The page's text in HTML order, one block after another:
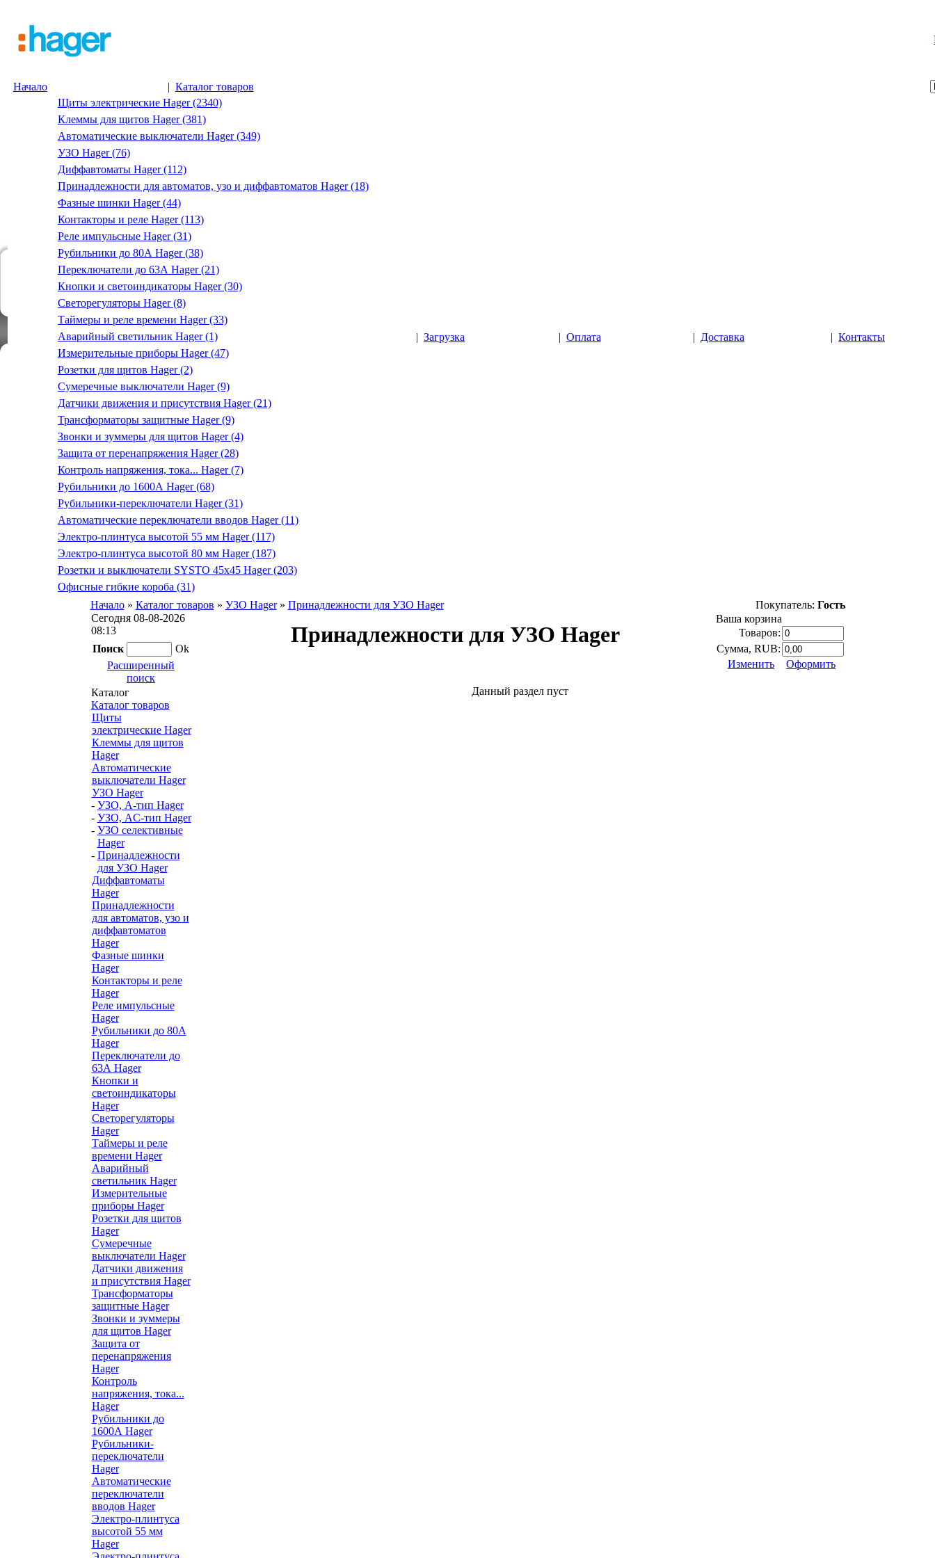
Начало | Каталог товаров
Щиты электрические Hager (2340)
Клеммы для щитов Hager (381)
Автоматические выключатели Hager (349)
УЗО Hager (76)
Диффавтоматы Hager (112)
Принадлежности для автоматов, узо и диффавтоматов Hager (18)
Фазные шинки Hager (44)
Контакторы и реле Hager (113)
Реле импульсные Hager (31)
Рубильники до 80А Hager (38)
Переключатели до 63А Hager (21)
Кнопки и светоиндикаторы Hager (30)
Светорегуляторы Hager (8)
Таймеры и реле времени Hager (33)
Аварийный светильник Hager (1)
Измерительные приборы Hager (47)
Розетки для щитов Hager (2)
Сумеречные выключатели Hager (9)
Датчики движения и присутствия Hager (21)
Трансформаторы защитные Hager (9)
Звонки и зуммеры для щитов Hager (4)
Защита от перенапряжения Hager (28)
Контроль напряжения, тока... Hager (7)
Рубильники до 1600А Hager (68)
Рубильники-переключатели Hager (31)
Автоматические переключатели вводов Hager (11)
Электро-плинтуса высотой 55 мм Hager (117)
Электро-плинтуса высотой 80 мм Hager (187)
Розетки и выключатели SYSTO 45х45 Hager (203)
Офисные гибкие короба (31)
| Загрузка | Оплата | Доставка | Контакты
Начало» Каталог товаров » УЗО Hager» Принадлежности для УЗО Hager Покупатель: Гость
Сегодня 08-08-2026
08:13
Поиск
Ok
Расширенный
поиск
Каталог
Каталог товаров
Щиты
электрические Hager
Клеммы для щитов
Hager
Автоматические
выключатели Hager
УЗО Hager
- УЗО, A-тип Hager
- УЗО, AС-тип Hager
- УЗО селективные
Hager
- Принадлежности
для УЗО Hager
Диффавтоматы
Hager
Принадлежности
для автоматов, узо и
диффавтоматов
Hager
Фазные шинки
Hager
Контакторы и реле
Hager
Реле импульсные
Hager
Рубильники до 80А
Hager
Переключатели до
63А Hager
Кнопки и
светоиндикаторы
Hager
Светорегуляторы
Hager
Таймеры и реле
времени Hager
Аварийный
светильник Hager
Измерительные
приборы Hager
Розетки для щитов
Hager
Сумеречные
выключатели Hager
Датчики движения
и присутствия Hager
Трансформаторы
защитные Hager
Звонки и зуммеры
для щитов Hager
Защита от
перенапряжения
Hager
Контроль
напряжения, тока...
Hager
Рубильники до
1600А Hager
Рубильники-
переключатели
Hager
Автоматические
переключатели
вводов Hager
Электро-плинтуса
высотой 55 мм
Hager
Принадлежности для УЗО Hager
Ваша корзина
Товаров:
Сумма, RUB:
Изменить
Оформить
Данный раздел пуст